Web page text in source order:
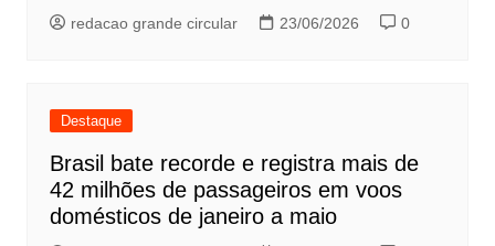
redacao grande circular 23/06/2026 0
Destaque
Brasil bate recorde e registra mais de
42 milhões de passageiros em voos
domésticos de janeiro a maio